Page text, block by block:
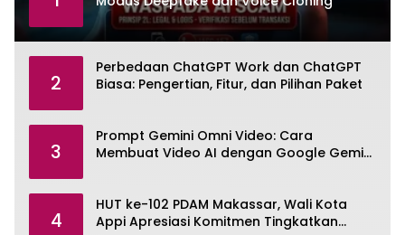
2
Perbedaan ChatGPT Work dan ChatGPT
Biasa: Pengertian, Fitur, dan Pilihan Paket
3
Prompt Gemini Omni Video: Cara
Membuat Video AI dengan Google Gemini
4
HUT ke-102 PDAM Makassar, Wali Kota
Appi Apresiasi Komitmen Tingkatkan